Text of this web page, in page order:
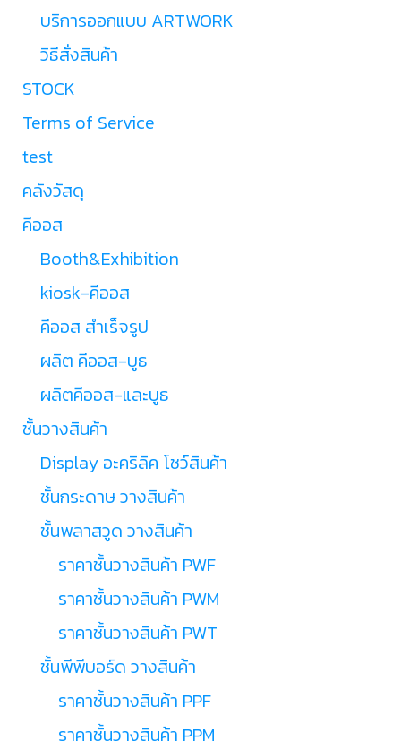
บริการออกแบบ ARTWORK
วิธีสั่งสินค้า
STOCK
Terms of Service
test
คลังวัสดุ
คีออส
Booth&Exhibition
kiosk-คีออส
คีออส สำเร็จรูป
ผลิต คีออส-บูธ
ผลิตคีออส-และบูธ
ชั้นวางสินค้า
Display อะคริลิค โชว์สินค้า
ชั้นกระดาษ วางสินค้า
ชั้นพลาสวูด วางสินค้า
ราคาชั้นวางสินค้า PWF
ราคาชั้นวางสินค้า PWM
ราคาชั้นวางสินค้า PWT
ชั้นพีพีบอร์ด วางสินค้า
ราคาชั้นวางสินค้า PPF
ราคาชั้นวางสินค้า PPM